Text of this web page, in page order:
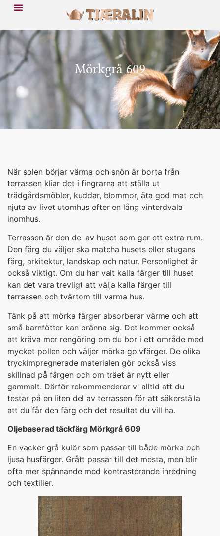
Mörkgrå 609
När solen börjar värma och snön är borta från
terrassen kliar det i fingrarna att ställa ut
trädgårdsmöbler, kuddar, blommor, äta god mat och
njuta av livet utomhus efter en lång vinterdvala
inomhus.
Terrassen är den del av huset som ger ett extra rum.
Den färg du väljer ska matcha husets eller stugans
färg, arkitektur, landskap och natur. Personlighet är
också viktigt. Om du har valt kalla färger till huset
kan det vara trevligt att välja kalla färger till
terrassen och tvärtom till varma hus.
Tänk på att mörka färger absorberar värme och att
små barnfötter kan bränna sig. Det kommer också
att kräva mer rengöring om du bor i ett område med
mycket pollen och väljer mörka golvfärger. De olika
tryckimpregnerade materialen gör också viss
skillnad på färgen och om träet är nytt eller
gammalt. Därför rekommenderar vi alltid att du
testar på en liten del av terrassen för att säkerställa
att du får den färg och det resultat du vill ha.
Oljebaserad täckfärg Mörkgrå 609
En vacker grå kulör som passar till både mörka och
ljusa husfärger. Grått passar till det mesta, men blir
ofta mer spännande med kontrasterande inredning
och textilier.